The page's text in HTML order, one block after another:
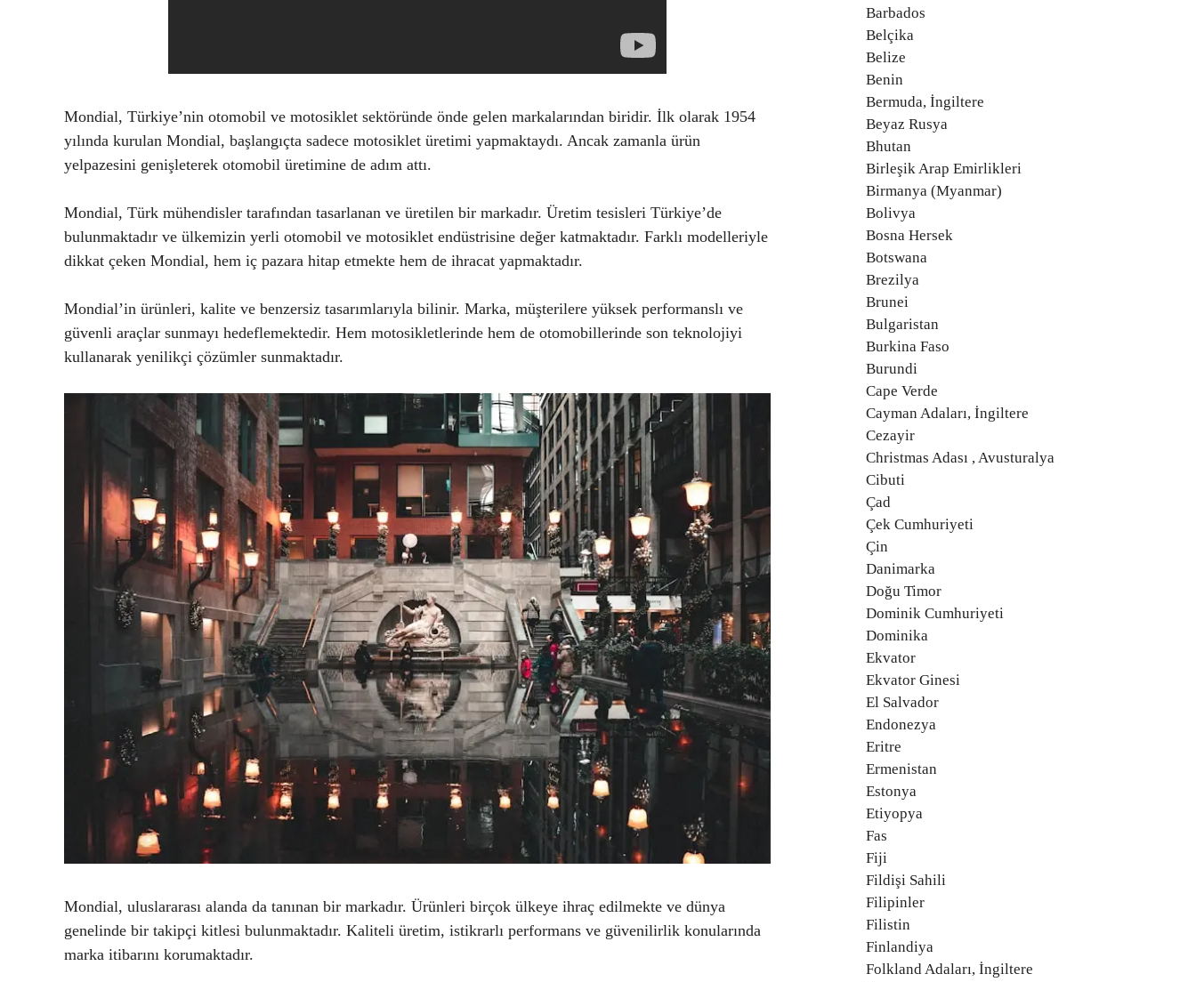
Mondial, Türkiye’nin otomobil ve motosiklet sektöründe önde gelen markalarından biridir. İlk olarak 1954
yılında kurulan Mondial, başlangıçta sadece motosiklet üretimi yapmaktaydı. Ancak zamanla ürün
yelpazesini genişleterek otomobil üretimine de adım attı.
Mondial, Türk mühendisler tarafından tasarlanan ve üretilen bir markadır. Üretim tesisleri Türkiye’de
bulunmaktadır ve ülkemizin yerli otomobil ve motosiklet endüstrisine değer katmaktadır. Farklı modelleriyle
dikkat çeken Mondial, hem iç pazara hitap etmekte hem de ihracat yapmaktadır.
Mondial’in ürünleri, kalite ve benzersiz tasarımlarıyla bilinir. Marka, müşterilere yüksek performanslı ve
güvenli araçlar sunmayı hedeflemektedir. Hem motosikletlerinde hem de otomobillerinde son teknolojiyi
kullanarak yenilikçi çözümler sunmaktadır.
Mondial, uluslararası alanda da tanınan bir markadır. Ürünleri birçok ülkeye ihraç edilmekte ve dünya
genelinde bir takipçi kitlesi bulunmaktadır. Kaliteli üretim, istikrarlı performans ve güvenilirlik konularında
marka itibarını korumaktadır.
Barbados
Belçika
Belize
Benin
Bermuda, İngiltere
Beyaz Rusya
Bhutan
Birleşik Arap Emirlikleri
Birmanya (Myanmar)
Bolivya
Bosna Hersek
Botswana
Brezilya
Brunei
Bulgaristan
Burkina Faso
Burundi
Cape Verde
Cayman Adaları, İngiltere
Cezayir
Christmas Adası , Avusturalya
Cibuti
Çad
Çek Cumhuriyeti
Çin
Danimarka
Doğu Timor
Dominik Cumhuriyeti
Dominika
Ekvator
Ekvator Ginesi
El Salvador
Endonezya
Eritre
Ermenistan
Estonya
Etiyopya
Fas
Fiji
Fildişi Sahili
Filipinler
Filistin
Finlandiya
Folkland Adaları, İngiltere